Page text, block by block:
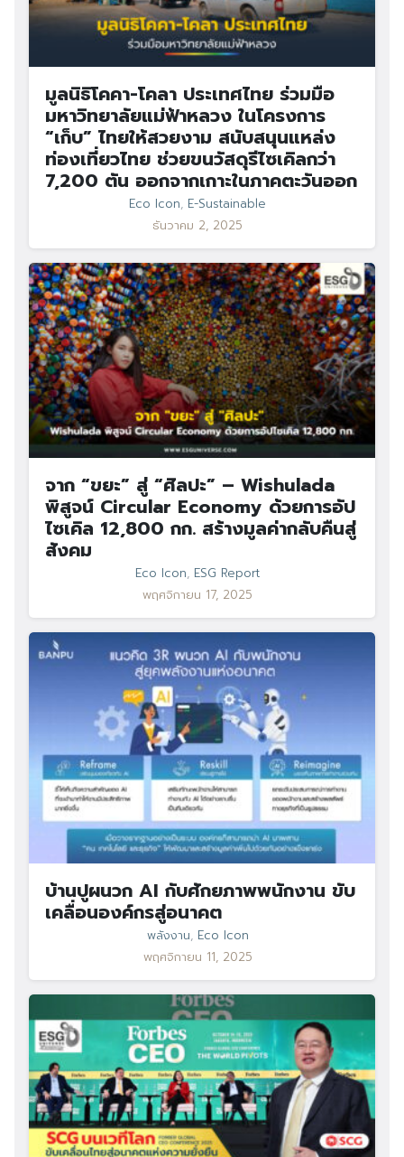
มูลนิธิโคคา-โคลา ประเทศไทย ร่วมมือ
มหาวิทยาลัยแม่ฟ้าหลวง ในโครงการ
“เก็บ” ไทยให้สวยงาม สนับสนุนแหล่ง
ท่องเที่ยวไทย ช่วยขนวัสดุรีไซเคิลกว่า
7,200 ตัน ออกจากเกาะในภาคตะวันออก
Eco Icon, E-Sustainable
ธันวาคม 2, 2025
จาก “ขยะ” สู่ “ศิลปะ” – Wishulada
พิสูจน์ Circular Economy ด้วยการอัป
ไซเคิล 12,800 กก. สร้างมูลค่ากลับคืนสู่
สังคม
Eco Icon, ESG Report
พฤศจิกายน 17, 2025
บ้านปูผนวก AI กับศักยภาพพนักงาน ขับ
เคลื่อนองค์กรสู่อนาคต
พลังงาน, Eco Icon
พฤศจิกายน 11, 2025